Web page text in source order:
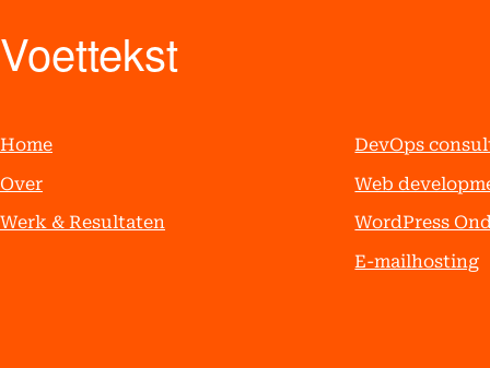
Voettekst
Home
Over
Werk & Resultaten
DevOps
Web
WordPress
E-mailhosting